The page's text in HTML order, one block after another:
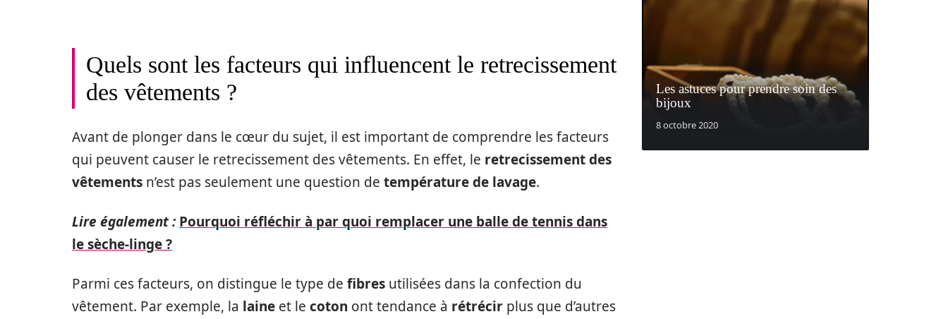
Quels sont les facteurs qui influencent le retrecissement
des vêtements ?
Avant de plonger dans le cœur du sujet, il est important de comprendre les facteurs
qui peuvent causer le retrecissement des vêtements. En effet, le retrecissement des
vêtements n’est pas seulement une question de température de lavage.
Lire également : Pourquoi réfléchir à par quoi remplacer une balle de tennis dans
le sèche-linge ?
Parmi ces facteurs, on distingue le type de fibres utilisées dans la confection du
vêtement. Par exemple, la laine et le coton ont tendance à rétrécir plus que d’autres
Les astuces pour prendre soin des
bijoux
8 octobre 2020